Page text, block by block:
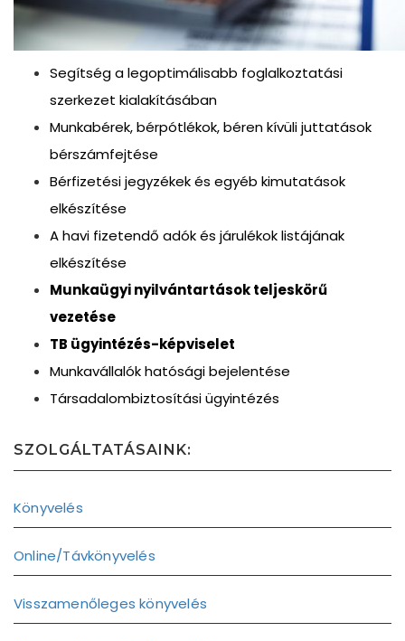
Segítség a legoptimálisabb foglalkoztatási
szerkezet kialakításában
Munkabérek, bérpótlékok, béren kívüli juttatások
bérszámfejtése
Bérfizetési jegyzékek és egyéb kimutatások
elkészítése
A havi fizetendő adók és járulékok listájának
elkészítése
Munkaügyi nyilvántartások teljeskörű
vezetése
TB ügyintézés-képviselet
Munkavállalók hatósági bejelentése
Társadalombiztosítási ügyintézés
SZOLGÁLTATÁSAINK:
Könyvelés
Online/Távkönyvelés
Visszamenőleges könyvelés